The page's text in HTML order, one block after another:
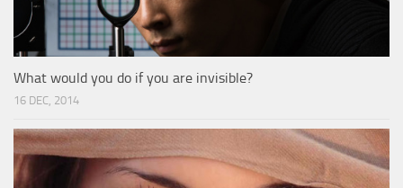
What would you do if you are invisible?
16 DEC, 2014